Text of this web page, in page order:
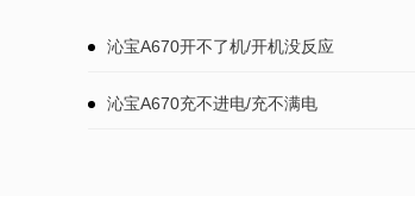
沁宝A670开不了机/开机没反应
沁宝A670充不进电/充不满电